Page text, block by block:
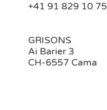
+41 91 829 10 75
GRISONS
Ai Barier 3
CH-6557 Cama